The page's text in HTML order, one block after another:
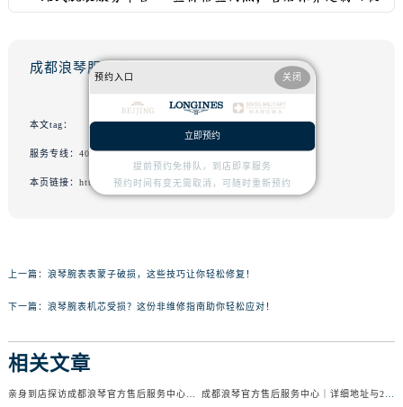
成都浪琴服务中心
本文tag：
服务专线： 400-995-7728
本页链接： http://www.cdlongines.cn/problem/415.html
上一篇： 浪琴腕表表蒙子破损，这些技巧让你轻松修复！
下一篇： 浪琴腕表机芯受损？这份非维修指南助你轻松应对！
相关文章
预约入口 关闭
立即预约
提前预约免排队，到店即享服务
预约时间有变无需取消，可随时重新预约